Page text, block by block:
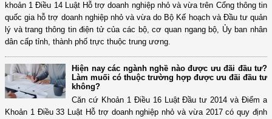
khoản 1 Điều 14 Luật Hỗ trợ doanh nghiệp nhỏ và vừa trên Cổng thông tin
quốc gia hỗ trợ doanh nghiệp nhỏ và vừa do Bộ Kế hoạch và Đầu tư quản
lý và trang thông tin điện tử của các bộ, cơ quan ngang bộ, Ủy ban nhân
dân cấp tỉnh, thành phố trực thuộc trung ương.
Hiện nay các ngành nghề nào được ưu đãi đầu tư?
Làm muối có thuộc trường hợp được ưu đãi đầu tư
không?
Căn cứ Khoản 1 Điều 16 Luật Đầu tư 2014 và Điểm a
Khoản 1 Điều 33 Luật Hỗ trợ doanh nghiệp nhỏ và vừa 2017 có quy định